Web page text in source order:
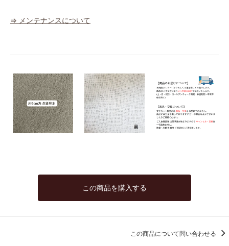
⇒ メンテナンスについて
この商品を購入する
この商品について問い合わせる